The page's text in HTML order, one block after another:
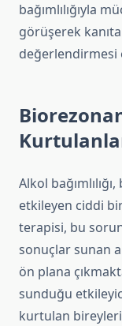
bağımlılığıyla
görüşerek
değerlendirmesi
Alkol
etkileyen ciddi
terapisi, bu
sonuçlar sunan
ön plana
sunduğu
kurtulan